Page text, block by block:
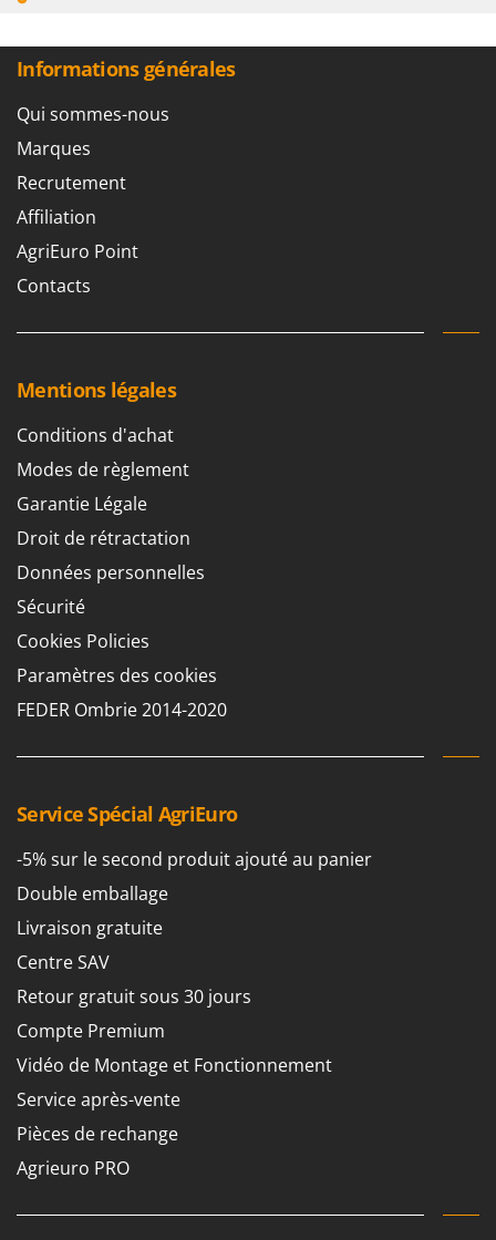
Informations générales
Qui sommes-nous
Marques
Recrutement
Affiliation
AgriEuro Point
Contacts
Mentions légales
Conditions d'achat
Modes de règlement
Garantie Légale
Droit de rétractation
Données personnelles
Sécurité
Cookies Policies
Paramètres des cookies
FEDER Ombrie 2014-2020
Service Spécial AgriEuro
-5% sur le second produit ajouté au panier
Double emballage
Livraison gratuite
Centre SAV
Retour gratuit sous 30 jours
Compte Premium
Vidéo de Montage et Fonctionnement
Service après-vente
Pièces de rechange
Agrieuro PRO